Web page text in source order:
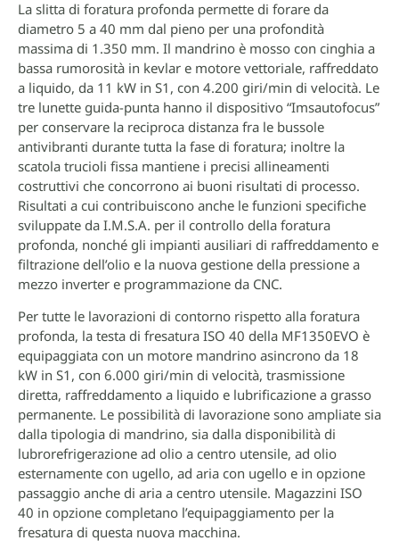
La slitta di foratura profonda permette di forare da
diametro 5 a 40 mm dal pieno per una profondità
massima di 1.350 mm. Il mandrino è mosso con cinghia a
bassa rumorosità in kevlar e motore vettoriale, raffreddato
a liquido, da 11 kW in S1, con 4.200 giri/min di velocità. Le
tre lunette guida-punta hanno il dispositivo “Imsautofocus”
per conservare la reciproca distanza fra le bussole
antivibranti durante tutta la fase di foratura; inoltre la
scatola trucioli fissa mantiene i precisi allineamenti
costruttivi che concorrono ai buoni risultati di processo.
Risultati a cui contribuiscono anche le funzioni specifiche
sviluppate da I.M.S.A. per il controllo della foratura
profonda, nonché gli impianti ausiliari di raffreddamento e
filtrazione dell’olio e la nuova gestione della pressione a
mezzo inverter e programmazione da CNC.
Per tutte le lavorazioni di contorno rispetto alla foratura
profonda, la testa di fresatura ISO 40 della MF1350EVO è
equipaggiata con un motore mandrino asincrono da 18
kW in S1, con 6.000 giri/min di velocità, trasmissione
diretta, raffreddamento a liquido e lubrificazione a grasso
permanente. Le possibilità di lavorazione sono ampliate sia
dalla tipologia di mandrino, sia dalla disponibilità di
lubrorefrigerazione ad olio a centro utensile, ad olio
esternamente con ugello, ad aria con ugello e in opzione
passaggio anche di aria a centro utensile. Magazzini ISO
40 in opzione completano l’equipaggiamento per la
fresatura di questa nuova macchina.